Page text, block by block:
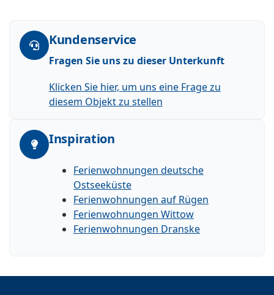
Kundenservice
Fragen Sie uns zu dieser Unterkunft
Klicken Sie hier, um uns eine Frage zu
diesem Objekt zu stellen
Inspiration
Ferienwohnungen deutsche
Ostseeküste
Ferienwohnungen auf Rügen
Ferienwohnungen Wittow
Ferienwohnungen Dranske